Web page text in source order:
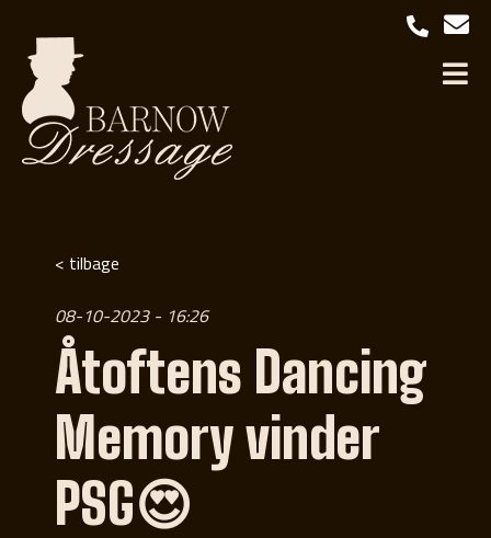
< tilbage
08-10-2023 - 16:26
Åtoftens Dancing
Memory vinder
PSG😍